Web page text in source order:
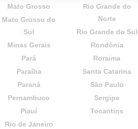
Mato Grosso
Mato Grosso do
Sul
Minas Gerais
Pará
Paraíba
Paraná
Pernambuco
Piauí
Rio de Janeiro
Rio Grande do
Norte
Rio Grande do Sul
Rondônia
Roraima
Santa Catarina
São Paulo
Sergipe
Tocantins